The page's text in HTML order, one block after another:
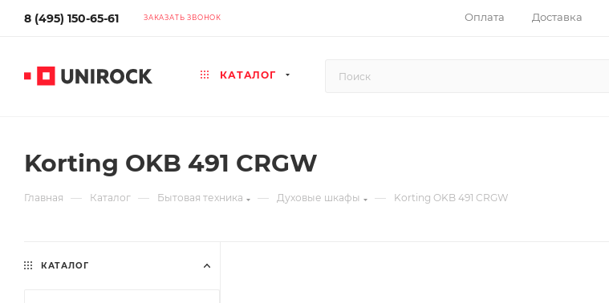
8 (495) 150-65-61 ЗАКАЗАТЬ ЗВОНОК Оплата Доставка
КАТАЛОГ
Korting OKB 491 CRGW
Главная — Каталог — Бытовая техника — Духовые шкафы — Korting OKB 491 CRGW
КАТАЛОГ